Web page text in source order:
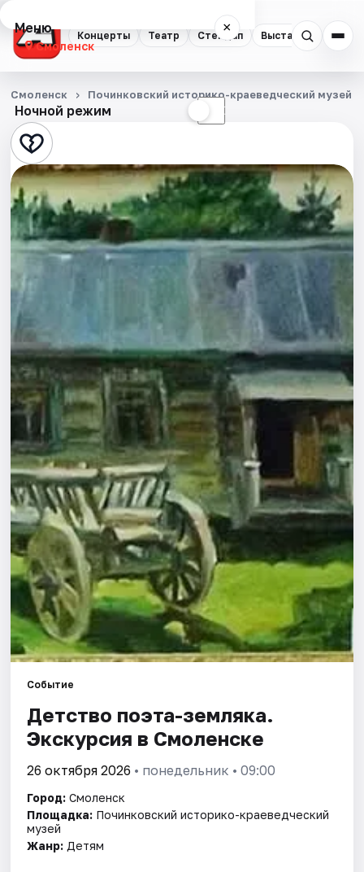
Концерты Театр Стендап Выставки
Меню ×
Смоленск
Концерты
Театр
Стендап
Выставки
Экскурсии
Спорт
События
Города
Площадки
Артисты
Рейтинги
Ночной режим ☾
Смоленск Починковский историко-краеведческий музей
Событие
Детство поэта-земляка.
Экскурсия в Смоленске
26 октября 2026 • понедельник • 09:00
Город: Смоленск
Площадка: Починковский историко-краеведческий
музей
Жанр: Детям